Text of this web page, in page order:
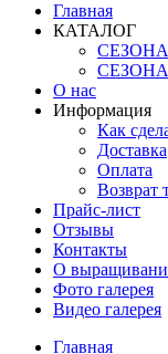
Главная
КАТАЛОГ
О нас
Информация
Как
Доставка
Оплата
Возврат
Прайс-лист
Отзывы
Контакты
О
Фото галерея
Видео галерея
Главная